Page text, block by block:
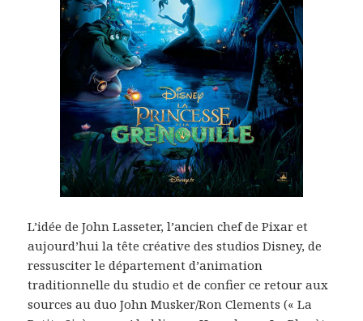
L’idée de John Lasseter, l’ancien chef de Pixar et
aujourd’hui la tête créative des studios Disney, de
ressusciter le département d’animation
traditionnelle du studio et de confier ce retour aux
sources au duo John Musker/Ron Clements (« La